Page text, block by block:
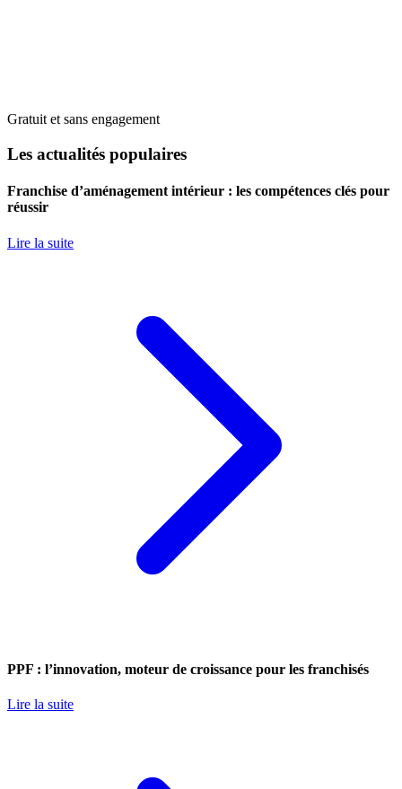
Gratuit et sans engagement
Les actualités populaires
Franchise d’aménagement intérieur : les compétences clés pour
réussir
Lire la suite
PPF : l’innovation, moteur de croissance pour les franchisés
Lire la suite